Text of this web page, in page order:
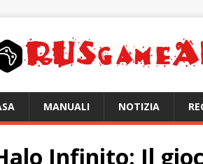
MANUALI NOTIZIA
Infinito: Il